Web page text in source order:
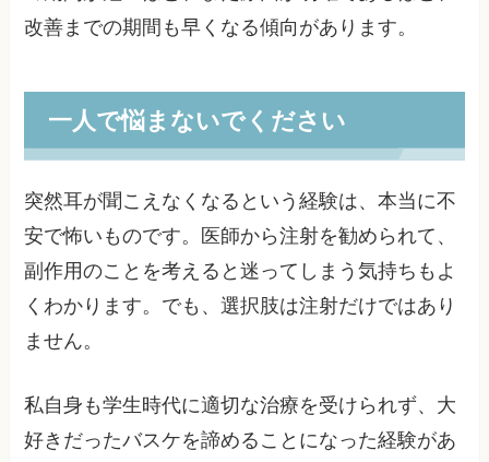
改善までの期間も早くなる傾向があります。
一人で悩まないでください
突然耳が聞こえなくなるという経験は、本当に不
安で怖いものです。医師から注射を勧められて、
副作用のことを考えると迷ってしまう気持ちもよ
くわかります。でも、選択肢は注射だけではあり
ません。
私自身も学生時代に適切な治療を受けられず、大
好きだったバスケを諦めることになった経験があ